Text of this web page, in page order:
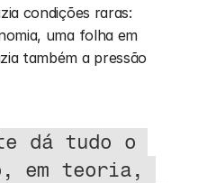
condições raras:
uma folha em
também a pressão
te dá tudo o
em teoria,